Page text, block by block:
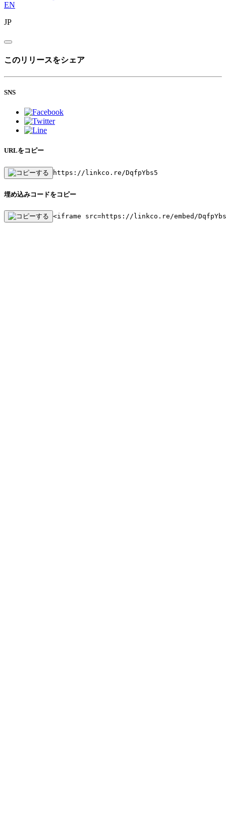
EN
JP
このリリースをシェア
SNS
URLをコピー
https://linkco.re/DqfpYbs5
埋め込みコードをコピー
<iframe src=https://linkco.re/embed/